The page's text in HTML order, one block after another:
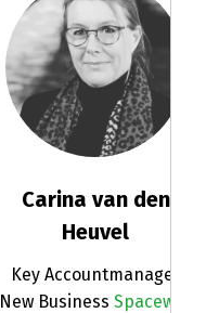
Carina van den
Heuvel
Key Accountmanager
New Business Spacewell